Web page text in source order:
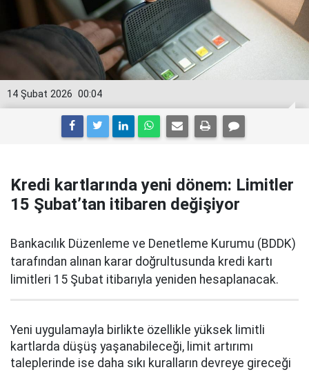
00:04
14 Şubat 2026
Kredi kartlarında yeni dönem: Limitler
15 Şubat’tan itibaren değişiyor
Bankacılık Düzenleme ve Denetleme Kurumu (BDDK)
tarafından alınan karar doğrultusunda kredi kartı
limitleri 15 Şubat itibarıyla yeniden hesaplanacak.
Yeni uygulamayla birlikte özellikle yüksek limitli
kartlarda düşüş yaşanabileceği, limit artırımı
taleplerinde ise daha sıkı kuralların devreye gireceği